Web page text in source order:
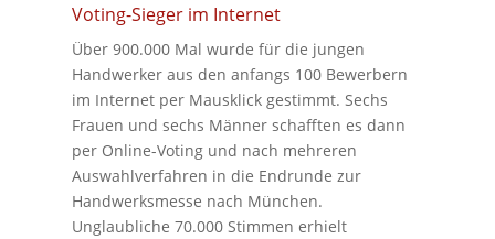
Voting-Sieger im Internet
Über 900.000 Mal wurde für die jungen
Handwerker aus den anfangs 100 Bewerbern
im Internet per Mausklick gestimmt. Sechs
Frauen und sechs Männer schafften es dann
per Online-Voting und nach mehreren
Auswahlverfahren in die Endrunde zur
Handwerksmesse nach München.
Unglaubliche 70.000 Stimmen erhielt